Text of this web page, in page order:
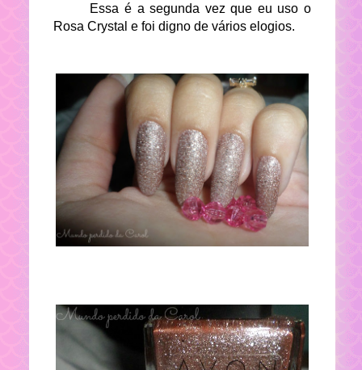
Essa é a segunda vez que eu uso o
Rosa Crystal e foi digno de vários elogios.